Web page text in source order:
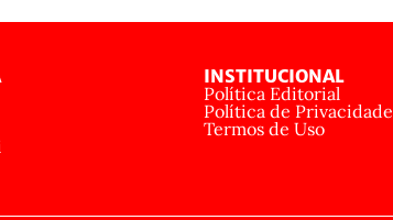
INSTITUCIONAL
Política Editorial
Política de Privacidade
Termos de Uso